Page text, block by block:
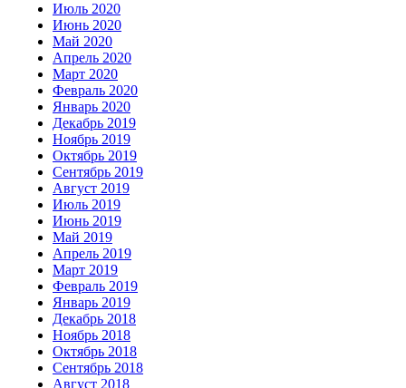
Июль 2020
Июнь 2020
Май 2020
Апрель 2020
Март 2020
Февраль 2020
Январь 2020
Декабрь 2019
Ноябрь 2019
Октябрь 2019
Сентябрь 2019
Август 2019
Июль 2019
Июнь 2019
Май 2019
Апрель 2019
Март 2019
Февраль 2019
Январь 2019
Декабрь 2018
Ноябрь 2018
Октябрь 2018
Сентябрь 2018
Август 2018